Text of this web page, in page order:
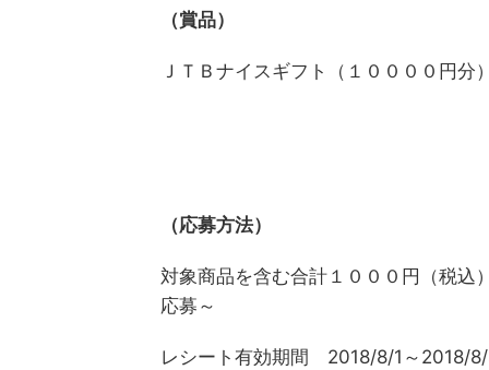
（賞品）
ＪＴＢナイスギフト（１００００円分
（応募方法）
対象商品を含む合計１０００円（税込
応募～
レシート有効期間 2018/8/1～2018/8/